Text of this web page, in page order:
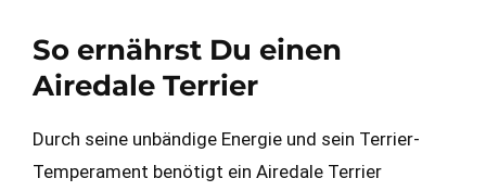
So ernährst Du einen
Airedale Terrier
Durch seine unbändige Energie und sein Terrier-
Temperament benötigt ein Airedale Terrier